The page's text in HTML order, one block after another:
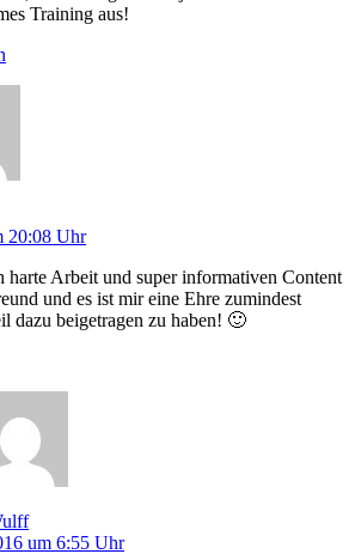
Training aus!
20:08 Uhr
harte Arbeit und super informativen Content
und es ist mir eine Ehre zumindest
dazu beigetragen zu haben! 🙂
um 6:55 Uhr